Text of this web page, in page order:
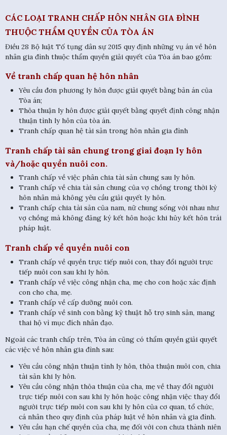
CÁC LOẠI TRANH CHẤP HÔN NHÂN GIA ĐÌNH
THUỘC THẨM QUYỀN CỦA TÒA ÁN
Điều 28 Bộ luật Tố tụng dân sự 2015 quy định những vụ án về hôn
nhân gia đình thuộc thẩm quyền giải quyết của Tòa án bao gồm:
Về tranh chấp quan hệ hôn nhân
Yêu cầu đơn phương ly hôn được giải quyết bằng bản án của
Tòa án;
Thỏa thuận ly hôn được giải quyết bằng quyết định công nhận
thuận tình ly hôn của tòa án.
Tranh chấp quan hệ tài sản trong hôn nhân gia đình
Tranh chấp tài sản chung trong giai đoạn ly hôn
và/hoặc quyền nuôi con.
Tranh chấp về việc phân chia tài sản chung sau ly hôn.
Tranh chấp về chia tài sản chung của vợ chồng trong thời kỳ
hôn nhân mà không yêu cầu giải quyết ly hôn.
Tranh chấp chia tài sản của nam, nữ chung sống với nhau như
vợ chồng mà không đăng ký kết hôn hoặc khi hủy kết hôn trái
pháp luật.
Tranh chấp về quyền nuôi con
Tranh chấp về quyền trực tiếp nuôi con, thay đổi người trực
tiếp nuôi con sau khi ly hôn.
Tranh chấp về việc công nhận cha, mẹ cho con hoặc xác định
con cho cha, mẹ.
Tranh chấp về cấp dưỡng nuôi con.
Tranh chấp về sinh con bằng kỹ thuật hỗ trợ sinh sản, mang
thai hộ vì mục đích nhân đạo.
Ngoài các tranh chấp trên, Tòa án cũng có thẩm quyền giải quyết
các việc về hôn nhân gia đình sau:
Yêu cầu công nhận thuận tình ly hôn, thỏa thuận nuôi con, chia
tài sản khi ly hôn.
Yêu cầu công nhận thỏa thuận của cha, mẹ về thay đổi người
trực tiếp nuôi con sau khi ly hôn hoặc công nhận việc thay đổi
người trực tiếp nuôi con sau khi ly hôn của cơ quan, tổ chức,
cá nhân theo quy định của pháp luật về hôn nhân và gia đình.
Yêu cầu hạn chế quyền của cha, mẹ đối với con chưa thành niên